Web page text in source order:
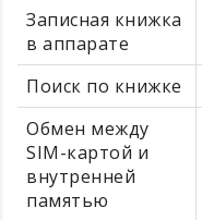
Записная книжка
в аппарате
Поиск по книжке
Обмен между
SIM-картой и
внутренней
памятью